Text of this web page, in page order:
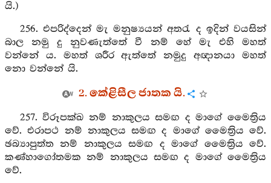
යි.)
256. එපරිද්දෙන් මැ මනුෂ්‍යයන් අතරැ ද ඉදින් වයසින්
බාල නමු දු නුවණැත්තේ වී නම් හේ මැ එහි මහත්
වන්නේ ය. මහත් ශරීර ඇත්තේ නමුදු අඥානයා මහත්
නො වන්නේ යි.
2. කේළිසීල ජාතක යි.
257. විරූපක්ඛ නම් නාකුලය සමඟ ද මාගේ මෛත්‍රිය
වේ. එරාපථ නම් නාකුලය සමඟ ද මාගේ මෛත්‍රිය වේ.
ඡබ්‍යාපුත්ත නම් නාකුලය සමඟ ද මාගේ මෛත්‍රිය වේ.
කණ්හාගෝතමක නම් නාකුලය සමඟ ද මාගේ මෛත්‍රිය
වේ.